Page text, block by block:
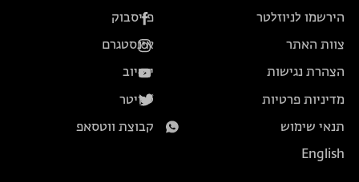
הירשמו לניוזלטר
צוות האתר
הצהרת נגישות
מדיניות פרטיות
תנאי שימוש
English
פייסבוק
אינסטגרם
יוטיוב
טוויטר
קבוצת ווטסאפ